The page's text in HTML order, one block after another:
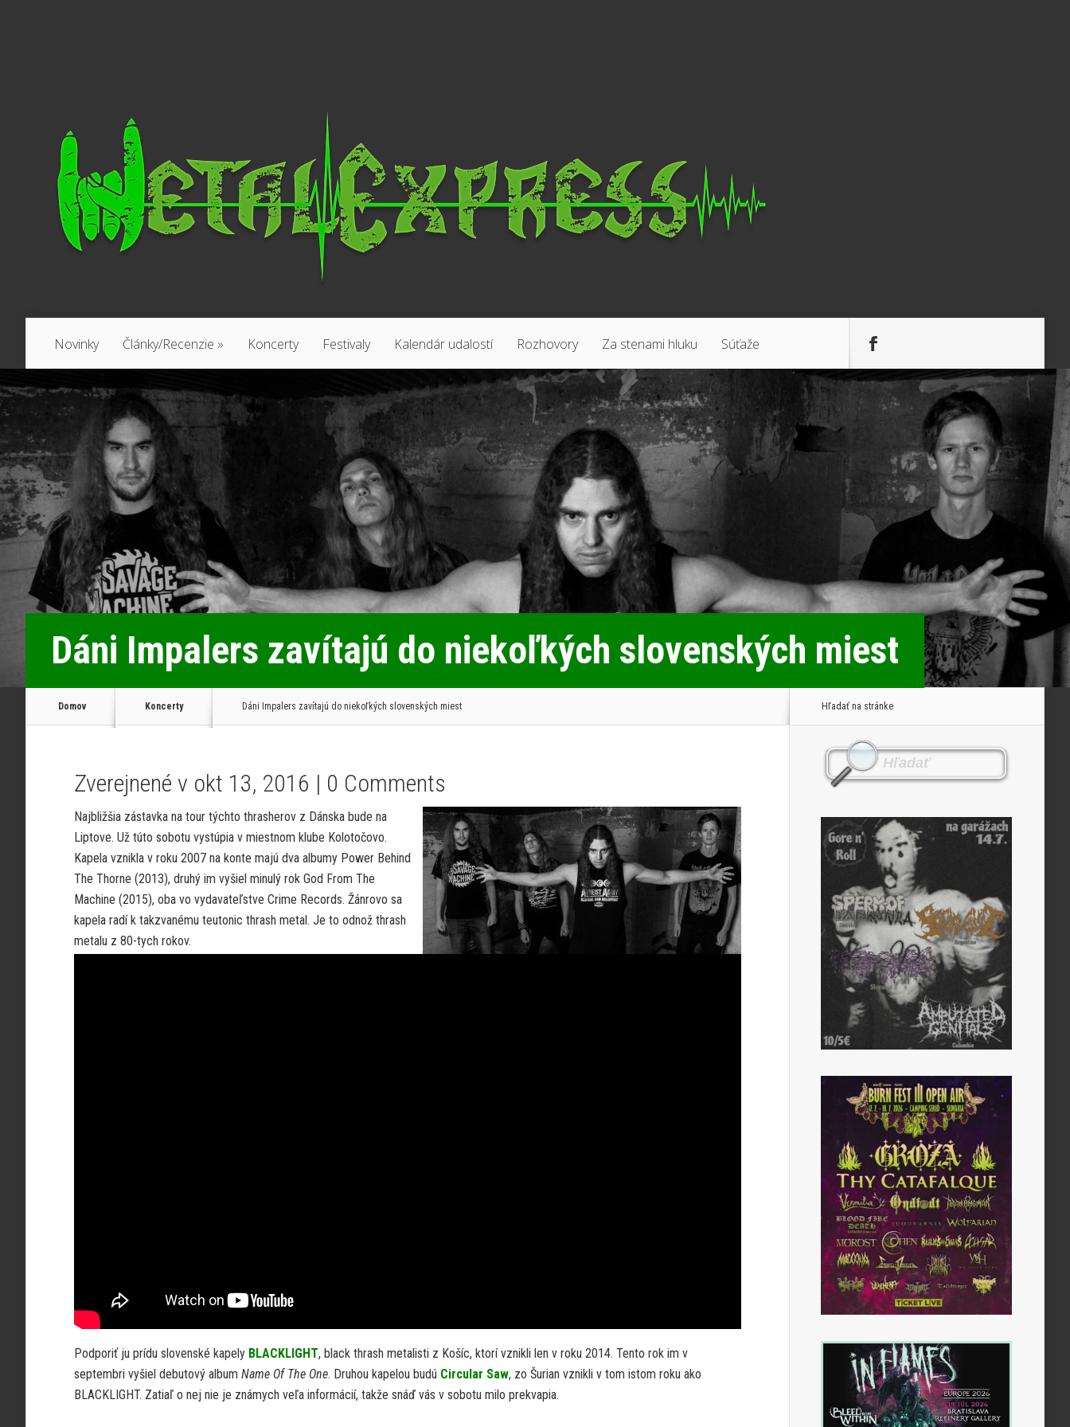
Novinky Články/Recenzie » Koncerty Festivaly Kalendár udalostí Rozhovory Za stenami hluku Súťaže
Dáni Impalers zavítajú do niekoľkých slovenských miest
Domov Koncerty Dáni Impalers zavítajú do niekoľkých slovenských miest
Zverejnené v okt 13, 2016 | 0 Comments
Najbližšia zástavka na tour týchto thrasherov z Dánska bude na
Liptove. Už túto sobotu vystúpia v miestnom klube Kolotočovo.
Kapela vznikla v roku 2007 na konte majú dva albumy Power Behind
The Thorne (2013), druhý im vyšiel minulý rok God From The
Machine (2015), oba vo vydavateľstve Crime Records. Žánrovo sa
kapela radí k takzvanému teutonic thrash metal. Je to odnož thrash
metalu z 80-tych rokov.
Podporiť ju prídu slovenské kapely BLACKLIGHT, black thrash metalisti z Košíc, ktorí vznikli len v roku 2014. Tento rok im v
septembri vyšiel debutový album Name Of The One. Druhou kapelou budú Circular Saw, zo Šurian vznikli v tom istom roku ako
BLACKLIGHT. Zatiaľ o nej nie je známych veľa informácií, takže snáď vás v sobotu milo prekvapia.
Hľadať na stránke